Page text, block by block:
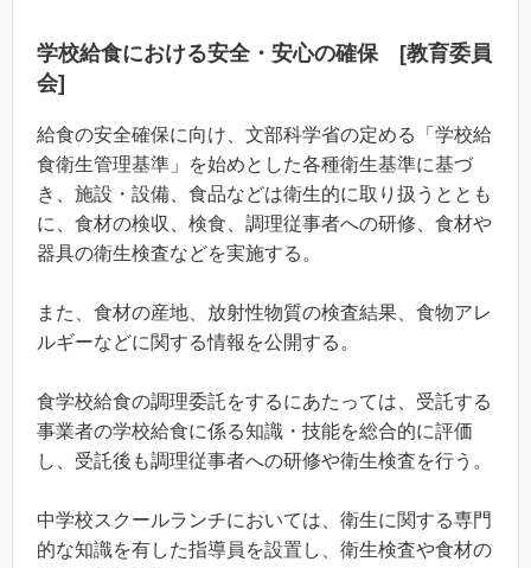
学校給食における安全・安心の確保 [教育委員
会]
給食の安全確保に向け、文部科学省の定める「学校給
食衛生管理基準」を始めとした各種衛生基準に基づ
き、施設・設備、食品などは衛生的に取り扱うととも
に、食材の検収、検食、調理従事者への研修、食材や
器具の衛生検査などを実施する。
また、食材の産地、放射性物質の検査結果、食物アレ
ルギーなどに関する情報を公開する。
食学校給食の調理委託をするにあたっては、受託する
事業者の学校給食に係る知識・技能を総合的に評価
し、受託後も調理従事者への研修や衛生検査を行う。
中学校スクールランチにおいては、衛生に関する専門
的な知識を有した指導員を設置し、衛生検査や食材の